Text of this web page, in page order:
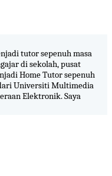
tutor sepenuh masa
di sekolah, pusat
Home Tutor sepenuh
Universiti Multimedia
Elektronik. Saya